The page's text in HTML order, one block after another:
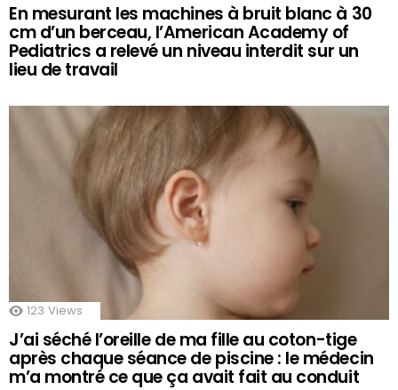
En mesurant les machines à bruit blanc à 30
cm d’un berceau, l’American Academy of
Pediatrics a relevé un niveau interdit sur un
lieu de travail
123 Views
J’ai séché l’oreille de ma fille au coton-tige
après chaque séance de piscine : le médecin
m’a montré ce que ça avait fait au conduit